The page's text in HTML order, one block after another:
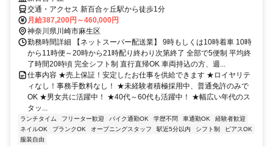
交通・アクセス 新百合ヶ丘駅から徒歩1分
月給387,200円～460,000円
神奈川県川崎市麻生区
勤務時間詳細 【ネットスーパー配送業】 9時もしくは10時着車 10時
から11時便～20時から21時配り終わり次第終了 全部で5便制 平均終
了時間20時頃 完全シフト制 直行直帰OK 車両持込の方、週...
仕事内容 ★売上保証！安定したお仕事を供給できます ★ロイヤリテ
ィなし！事務手数料なし！ ★未経験者積極採用中、普通免許のみで
OK ★男女共に活躍中！ ★40代～60代も活躍中！ ★幅広い年代のス
タッ...
ランチタイム フリーター歓迎 バイク通勤OK 学歴不問 車通勤OK
経験者歓迎
ネイルOK
ブランクOK オープニングスタッフ 駅近5分以内 シフト制
ピアスOK
服装自由